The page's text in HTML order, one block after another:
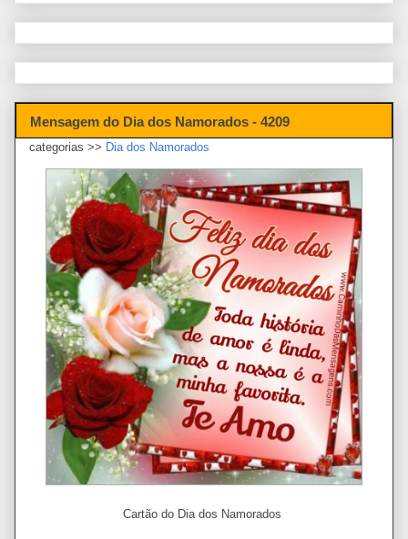
Mensagem do Dia dos Namorados - 4209
categorias >> Dia dos Namorados
Cartão do Dia dos Namorados